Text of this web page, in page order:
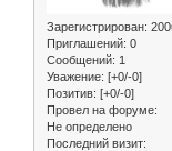
Зарегистрирован:
Приглашений: 0
Сообщений: 1
Уважение: [+0/-0]
Позитив: [+0/-0]
Провел на форуме:
Не определено
Последний визит: